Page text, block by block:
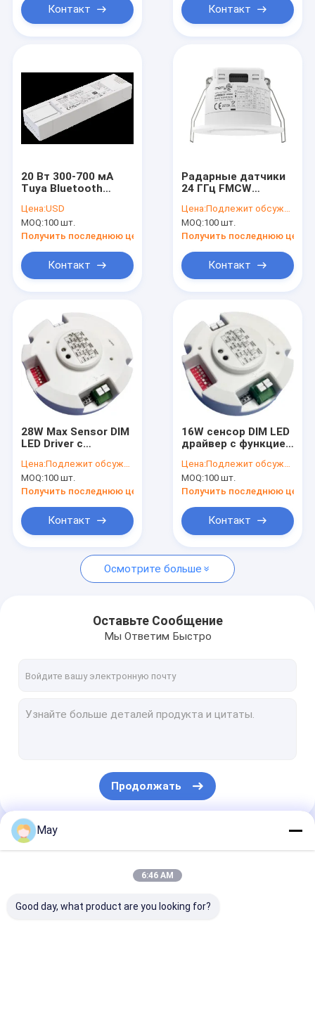
Продукты
VR-шоу
О нас
Новости
Запросите цитату
Датчик движения Pir
На с датчике функции
Контакт Контакт
20 Вт 300-700 мА
Tuya Bluetooth
Постоянный ток
без мигающих
решений
Цена:USD
MOQ:100 шт.
Получить последнюю цену
Контакт
Радарные датчики
24 ГГц FMCW
самостоятельные
микроволновые
детекторы
Цена:Подлежит обсуждению
MOQ:100 шт.
Получить последнюю цену
Контакт
28W Max Sensor DIM
LED Driver с
приоритета
дневного света,
выход 300-700mA
Цена:Подлежит обсуждению
MOQ:100 шт.
Получить последнюю цену
Контакт
16W сенсор DIM LED
драйвер с функцией
дневного света 350-
700mA
Цена:Подлежит обсуждению
MOQ:100 шт.
Получить последнюю цену
Контакт
Осмотрите больше
Оставьте Сообщение
Мы Ответим Быстро
Продолжать
Наши Категории
May
6:46 AM
Good day, what product are you looking for?